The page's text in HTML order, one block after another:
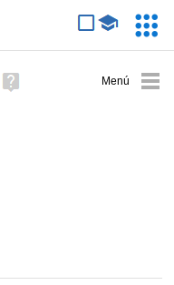
avanzada
Ayuda
(en